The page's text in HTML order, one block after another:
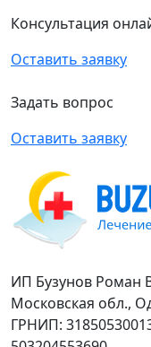
Консультация
Оставить заявку
Задать вопрос
Оставить заявку
ИП Бузунов Роман
Московская обл.,
ГРНИП: